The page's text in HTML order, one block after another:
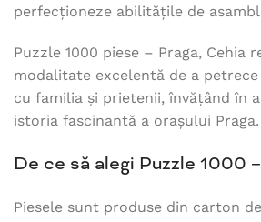
perfecționeze abilitățile de
Puzzle 1000 piese – Praga, Cehia
modalitate excelentă de a
cu familia și prietenii, învățând în
istoria fascinantă a orașului Praga.
De ce să alegi Puzzle 1000
Piesele sunt produse din carton